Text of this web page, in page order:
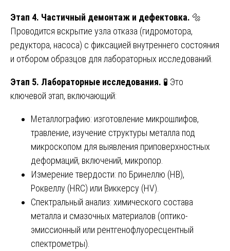
Этап 4. Частичный демонтаж и дефектовка. 🔩
Проводится вскрытие узла отказа (гидромотора,
редуктора, насоса) с фиксацией внутреннего состояния
и отбором образцов для лабораторных исследований.
Этап 5. Лабораторные исследования. 🧪 Это
ключевой этап, включающий:
Металлографию: изготовление микрошлифов,
травление, изучение структуры металла под
микроскопом для выявления приповерхностных
деформаций, включений, микропор.
Измерение твердости: по Бринеллю (HB),
Роквеллу (HRC) или Виккерсу (HV).
Спектральный анализ: химического состава
металла и смазочных материалов (оптико-
эмиссионный или рентгенофлуоресцентный
спектрометры).